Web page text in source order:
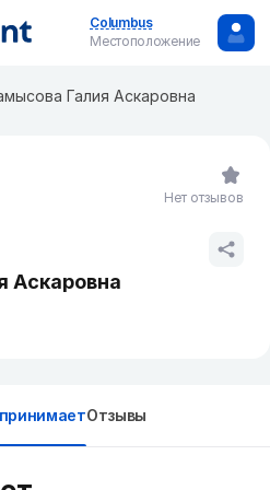
Columbus
Местоположение
Галия Аскаровна
Аскаровна
Нет отзывов
Отзывы